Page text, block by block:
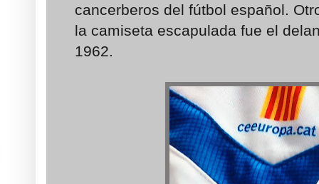
cancerberos del fútbol español.
la camiseta escapulada fue el
1962.